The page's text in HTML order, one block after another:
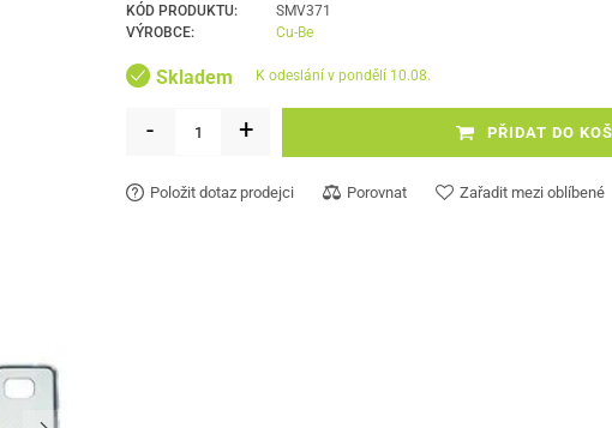
KÓD PRODUKTU:
SMV371
VÝROBCE:
Cu-Be
Skladem k odeslání v pondělí 10.08.
- + PŘIDAT DO
Položit dotaz prodejci Porovnat Zařadit mezi oblíbené